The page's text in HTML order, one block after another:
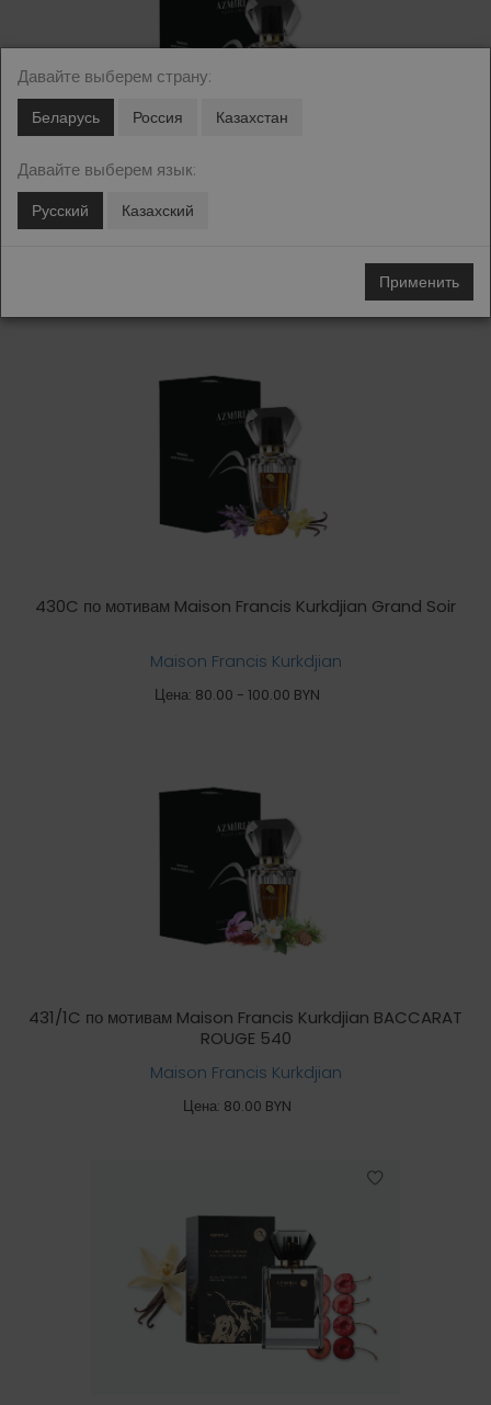
429C по мотивам Maison Francis Kurkdjian Oud Satin
Mood Extrait de parfum
430C по мотивам Maison Francis Kurkdjian Grand Soir
Maison Francis Kurkdjian
Цена: 80.00 - 100.00 BYN
431/1C по мотивам Maison Francis Kurkdjian BACCARAT
ROUGE 540
Maison Francis Kurkdjian
Цена: 80.00 BYN
Давайте выберем страну:
Беларусь Россия Казахстан
Давайте выберем язык:
Русский Казахский
Применить